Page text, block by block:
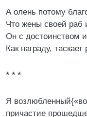
А олень потому
Что жены своей раб
Он с достоинством
Как награду, таскает
* * *
Я
причастие